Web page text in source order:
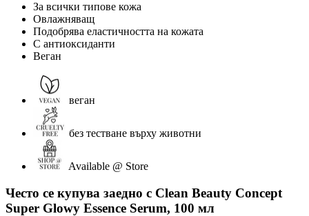
За всички типове кожа
Овлажняващ
Подобрява еластичността на кожата
С антиоксиданти
Веган
веган
без тестване върху животни
Available @ Store
Често се купува заедно с Clean Beauty Concept
Super Glowy Essence Serum, 100 мл